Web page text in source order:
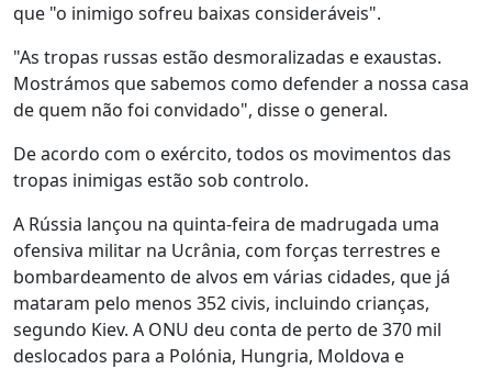
que "o inimigo sofreu baixas consideráveis".
"As tropas russas estão desmoralizadas e exaustas.
Mostrámos que sabemos como defender a nossa casa
de quem não foi convidado", disse o general.
De acordo com o exército, todos os movimentos das
tropas inimigas estão sob controlo.
A Rússia lançou na quinta-feira de madrugada uma
ofensiva militar na Ucrânia, com forças terrestres e
bombardeamento de alvos em várias cidades, que já
mataram pelo menos 352 civis, incluindo crianças,
segundo Kiev. A ONU deu conta de perto de 370 mil
deslocados para a Polónia, Hungria, Moldova e